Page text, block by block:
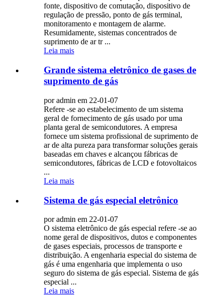
fonte, dispositivo de comutação, dispositivo de
regulação de pressão, ponto de gás terminal,
monitoramento e montagem de alarme.
Resumidamente, sistemas concentrados de
suprimento de ar tr ...
Leia mais
Grande sistema eletrônico de gases de
suprimento de gás
por admin em 22-01-07
Refere -se ao estabelecimento de um sistema
geral de fornecimento de gás usado por uma
planta geral de semicondutores. A empresa
fornece um sistema profissional de suprimento de
ar de alta pureza para transformar soluções gerais
baseadas em chaves e alcançou fábricas de
semicondutores, fábricas de LCD e fotovoltaicos
...
Leia mais
Sistema de gás especial eletrônico
por admin em 22-01-07
O sistema eletrônico de gás especial refere -se ao
nome geral de dispositivos, dutos e componentes
de gases especiais, processos de transporte e
distribuição. A engenharia especial do sistema de
gás é uma engenharia que implementa o uso
seguro do sistema de gás especial. Sistema de gás
especial ...
Leia mais